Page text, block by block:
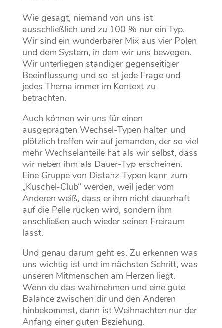
Wie gesagt, niemand von uns ist
ausschließlich und zu 100 % nur ein Typ.
Wir sind ein wunderbarer Mix aus vier Polen
und dem System, in dem wir uns bewegen.
Wir unterliegen ständiger gegenseitiger
Beeinflussung und so ist jede Frage und
jedes Thema immer im Kontext zu
betrachten.
Auch können wir uns für einen
ausgeprägten Wechsel-Typen halten und
plötzlich treffen wir auf jemanden, der so viel
mehr Wechselanteile hat als wir selbst, dass
wir neben ihm als Dauer-Typ erscheinen.
Eine Gruppe von Distanz-Typen kann zum
„Kuschel-Club“ werden, weil jeder vom
Anderen weiß, dass er ihm nicht dauerhaft
auf die Pelle rücken wird, sondern ihm
anschließen auch wieder seinen Freiraum
lässt.
Und genau darum geht es. Zu erkennen was
uns wichtig ist und im nächsten Schritt, was
unseren Mitmenschen am Herzen liegt.
Wenn du das wahrnehmen und eine gute
Balance zwischen dir und den Anderen
hinbekommst, dann ist Weihnachten nur der
Anfang einer guten Beziehung.